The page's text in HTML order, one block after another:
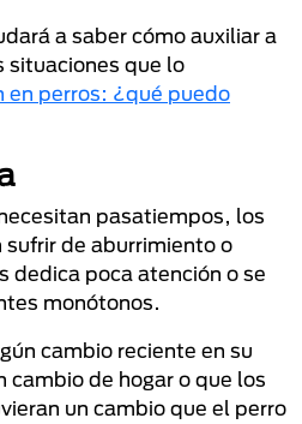
a saber cómo auxiliar a
situaciones que lo
en perros: ¿qué puedo
pasatiempos, los
de aburrimiento o
dedica poca atención o se
monótonos.
cambio reciente en su
cambio de hogar o que los
un cambio que el perro